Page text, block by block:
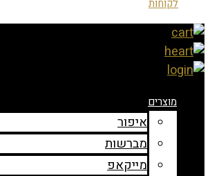
לקוחות
מוצרים
איפור
מברשות
מייקאפ